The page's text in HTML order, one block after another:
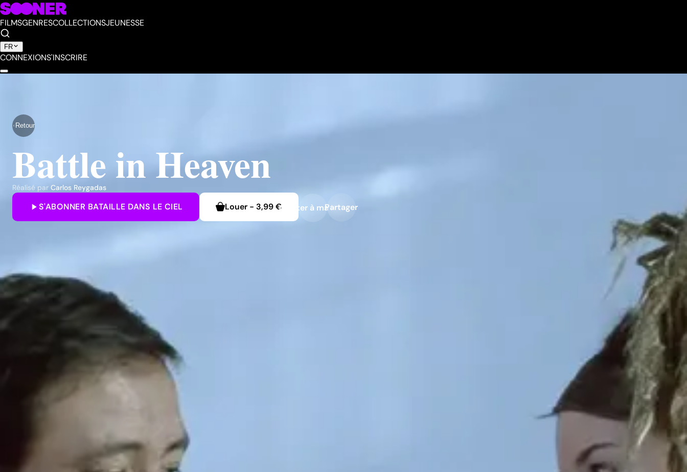
FILMSGENRESCOLLECTIONSJEUNESSE
FR
CONNEXIONS'INSCRIRE
Retour
Battle in Heaven
Réalisé par Carlos Reygadas
S'ABONNER BATAILLE DANS LE CIEL Louer- 3,99 €Ajouter à ma liste
Partager